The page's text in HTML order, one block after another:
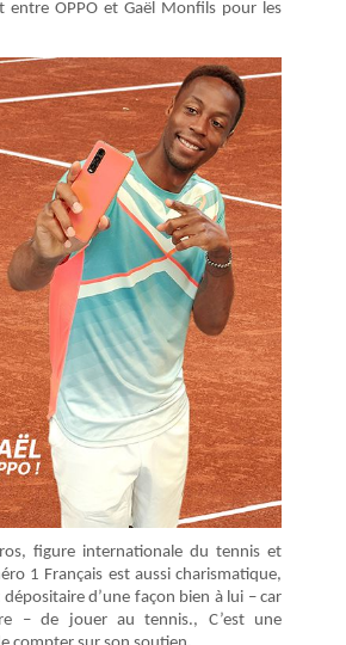
entre OPPO et Gaël Monfils pour les
figure internationale du tennis et
1 Français est aussi charismatique,
d’une façon bien à lui – car
– de jouer au tennis., C’est une